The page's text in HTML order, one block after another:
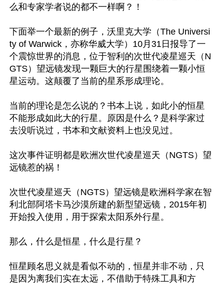
么和专家学者说的都不一样啊？！
下面举一个最新的例子，沃里克大学（The Universi
ty of Warwick，亦称华威大学）10月31日报导了一
个震惊世界的消息，位于智利的次世代凌星巡天（N
GTS）望远镜发现一颗巨大的行星围绕着一颗小恒
星运动。这颠覆了当前的星系形成理论。
当前的理论是怎么说的？书本上说，如此小的恒星
不能形成如此大的行星。原因是什么？是科学家过
去没听说过，书本和文献资料上也没见过。
这次事件证明都是欧洲次世代凌星巡天（NGTS）望
远镜惹的祸！
次世代凌星巡天（NGTS）望远镜是欧洲科学家在智
利北部阿塔卡马沙漠所建的新型望远镜，2015年初
开始投入使用，用于探索太阳系外行星。
那么，什么是恒星，什么是行星？
恒星顾名思义就是看似不动的，恒星并非不动，只
是因为离我们实在太远，不借助于特殊工具和方